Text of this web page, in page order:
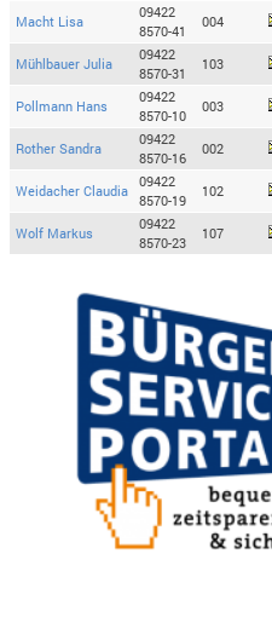
Macht Lisa
09422
8570-41
004
Mühlbauer Julia
09422
8570-31
103
Pollmann Hans
09422
8570-10
003
Rother Sandra
09422
8570-16
002
Weidacher Claudia
09422
8570-19
102
Wolf Markus
09422
8570-23
107